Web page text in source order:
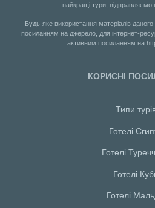
найкращі тури, відправляємо
Будь-яке використання матеріалів
посиланням на джерело, для інтернет-
активним посиланням на
КОРИСНІ
Типи
Готелі
Готелі
Готелі
Готелі